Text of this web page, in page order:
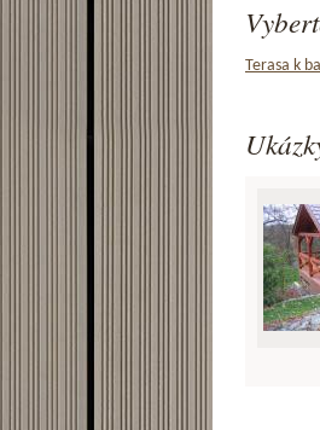
Terasa k